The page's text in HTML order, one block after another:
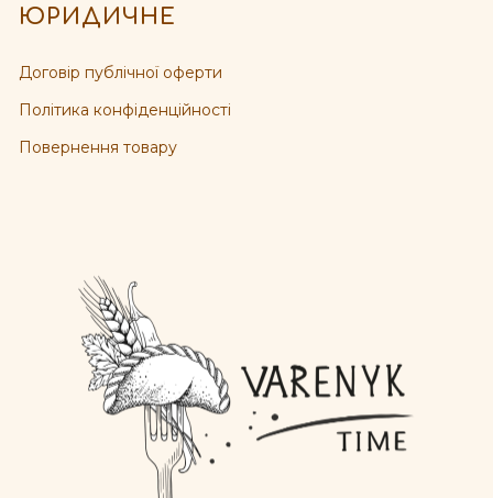
ЮРИДИЧНЕ
Договір публічної оферти
Політика конфіденційності
Повернення товару